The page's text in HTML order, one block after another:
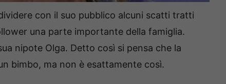
con il suo pubblico alcuni scatti tratti
una parte importante della famiglia.
nipote Olga. Detto così si pensa che la
bimbo, ma non è esattamente così.